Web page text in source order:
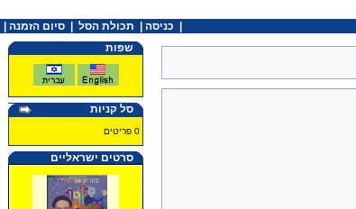
כניסה תכולת הסל
סיום הזמנה |
שפות
סל קניות
0 פריטים
סרטים ישראליים